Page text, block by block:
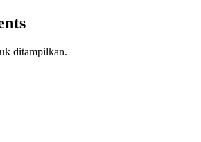
ditampilkan.